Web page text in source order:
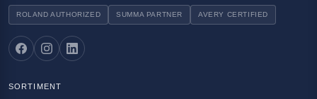
ROLAND AUTHORIZED SUMMA PARTNER AVERY CERTIFIED
SORTIMENT